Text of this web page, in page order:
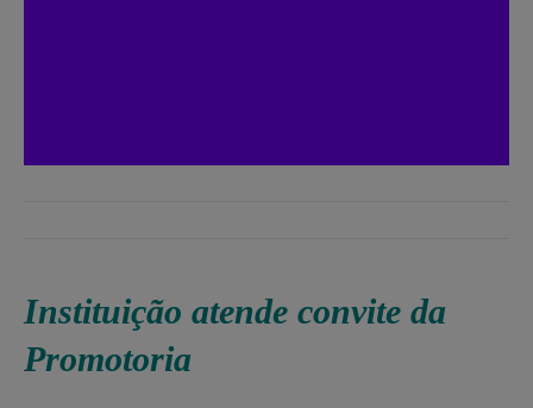
Instituição atende convite da
Promotoria